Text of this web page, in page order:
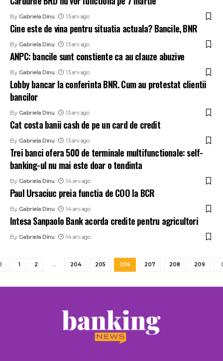
By Gabriela Dinu 13 ani ago
Cine este de vina pentru situatia actuala? Bancile, BNR
By Gabriela Dinu 13 ani ago
ANPC: bancile sunt constiente ca au clauze abuzive
By Gabriela Dinu 13 ani ago
Lobby bancar la conferinta BNR. Cum au protestat clientii
bancilor
By Gabriela Dinu 13 ani ago
Cat costa banii cash de pe un card de credit
By Gabriela Dinu 13 ani ago
Trei banci ofera 500 de terminale multifunctionale: self-
banking-ul nu mai este doar o tendinta
By Gabriela Dinu 14 ani ago
Paul Ursaciuc preia functia de COO la BCR
By Gabriela Dinu 14 ani ago
Intesa Sanpaolo Bank acorda credite pentru agricultori
By Gabriela Dinu 14 ani ago
1 2 … 204 205 206 207 208 209